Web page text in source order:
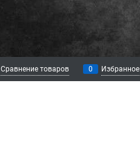
Сравнение товаров 0 Избранное